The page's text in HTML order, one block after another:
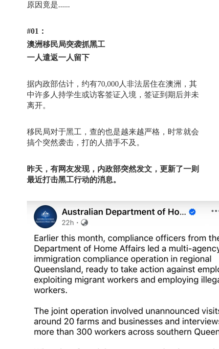
原因竟是......
#01 ：
澳洲移民局突袭抓黑工
一人遣返一人留下
据内政部估计，约有70,000 人非法居住在澳洲，其
中许多人持学生或访客签证入境，签证到期后并未
离开。
移民局对于黑工，查的也是越来越严格，时常就会
搞个突然袭击，打的人措手不及。
昨天，有网友发现，内政部突然发文，更新了一则
最近打击黑工行动的消息。